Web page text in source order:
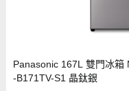
Panasonic 167L 雙門冰箱
-B171TV-S1 晶鈦銀